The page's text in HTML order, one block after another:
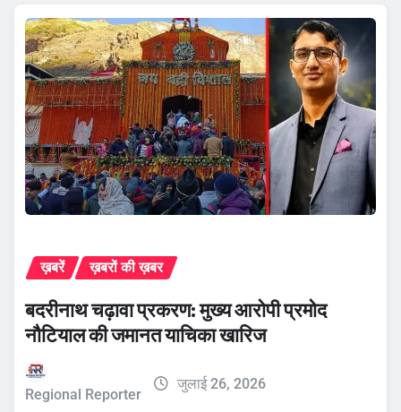
ख़बरें ख़बरों की ख़बर
बदरीनाथ चढ़ावा प्रकरण: मुख्य आरोपी प्रमोद
नौटियाल की जमानत याचिका खारिज
Regional Reporter
जुलाई 26, 2026